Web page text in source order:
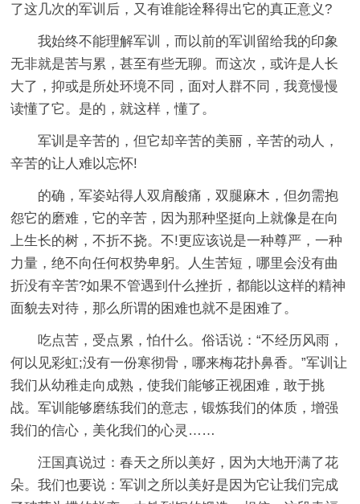
了这几次的军训后，又有谁能诠释得出它的真正意义?
我始终不能理解军训，而以前的军训留给我的印象
无非就是苦与累，甚至有些无聊。而这次，或许是人长
大了，抑或是所处环境不同，面对人群不同，我竟慢慢
读懂了它。是的，就这样，懂了。
军训是辛苦的，但它却辛苦的美丽，辛苦的动人，
辛苦的让人难以忘怀!
的确，军姿站得人双肩酸痛，双腿麻木，但勿需抱
怨它的磨难，它的辛苦，因为那种坚挺向上就像是在向
上生长的树，不折不挠。不!更应该说是一种尊严，一种
力量，绝不向任何权势卑躬。人生苦短，哪里会没有曲
折没有辛苦?如果不管遇到什么挫折，都能以这样的精神
面貌去对待，那么所谓的困难也就不是困难了。
吃点苦，受点累，怕什么。俗话说：“不经历风雨，
何以见彩虹;没有一份寒彻骨，哪来梅花扑鼻香。”军训让
我们从幼稚走向成熟，使我们能够正视困难，敢于挑
战。军训能够磨练我们的意志，锻炼我们的体质，增强
我们的信心，美化我们的心灵……
汪国真说过：春天之所以美好，因为大地开满了花
朵。我们也要说：军训之所以美好是因为它让我们完成